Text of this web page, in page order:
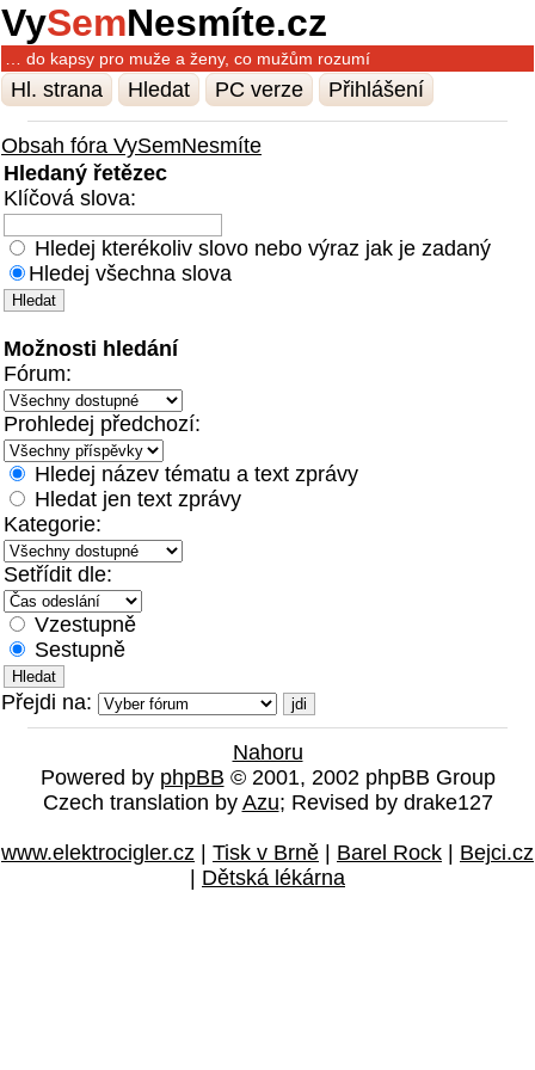
VySemNesmíte.cz
… do kapsy pro muže a ženy, co mužům rozumí
Hl. strana Hledat PC verze Přihlášení
Obsah fóra VySemNesmíte
Hledaný řetězec
Klíčová slova:
Hledej kterékoliv slovo nebo výraz jak je zadaný
Hledej všechna slova
Možnosti hledání
Fórum:
Prohledej předchozí:
Hledej název tématu a text zprávy
Hledat jen text zprávy
Kategorie:
Setřídit dle:
Vzestupně
Sestupně
Přejdi na:
Nahoru
Powered by phpBB © 2001, 2002 phpBB Group
Czech translation by Azu; Revised by drake127
www.elektrocigler.cz Tisk v Brně Barel Rock
Bejci.cz
Dětská lékárna